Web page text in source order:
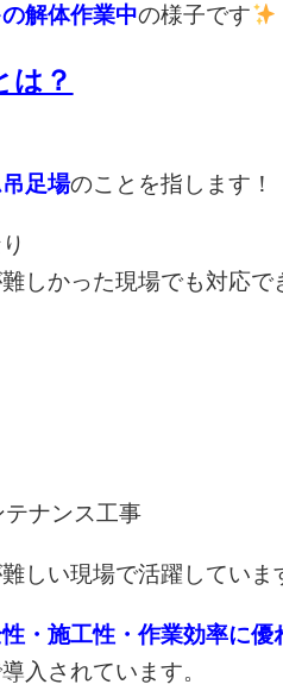
解体作業中の様子です
は？
足場のことを指します！
しかった現場でも対応
ナンス工事
しい現場で活躍していま
・施工性・作業効率に優
入されています。